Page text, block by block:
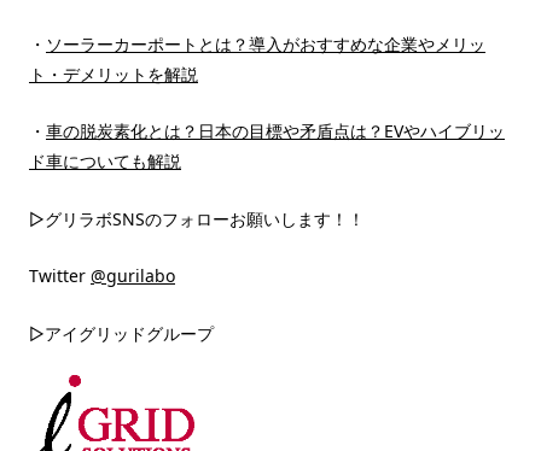
・ ソーラーカーポートとは？導入がおすすめな企業やメリッ
ト・デメリットを解説
・ 車の脱炭素化とは？日本の目標や矛盾点は？EVやハイブリッ
ド車についても解説
▷グリラボSNSのフォローお願いします！！
Twitter @gurilabo
▷アイグリッドグループ